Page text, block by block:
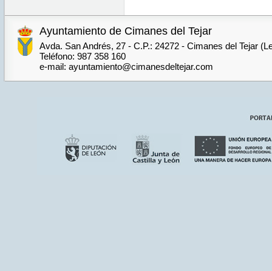
Ayuntamiento de Cimanes del Tejar
Avda. San Andrés, 27 - C.P.: 24272 - Cimanes del Tejar
Teléfono: 987 358 160
e-mail: ayuntamiento@cimanesdeltejar.com